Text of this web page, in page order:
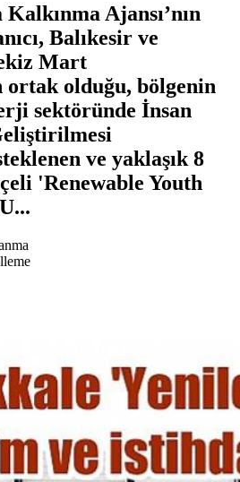
Ajansı’nın
Balıkesir ve
Mart
olduğu, bölgenin
sektöründe İnsan
ve yaklaşık 8
'Renewable Youth